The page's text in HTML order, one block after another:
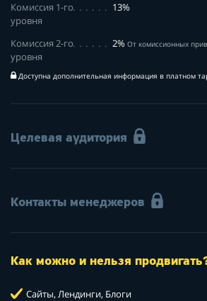
Комиссия 1-го
уровня
13%
Комиссия 2-го
уровня
2%От комиссионных
Доступна дополнительная информация в платном
Целевая аудитория
Контакты менеджеров
Как можно и нельзя
Сайты, Лендинги, Блоги